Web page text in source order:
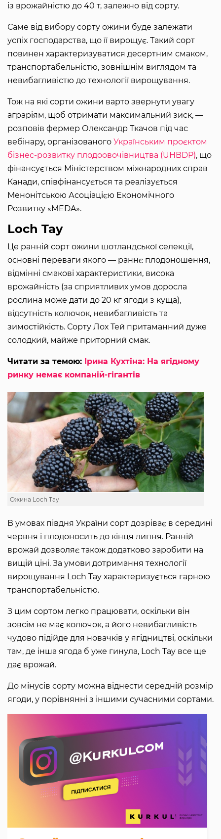
із врожайністю до 40 т, залежно від сорту.
Саме від вибору сорту ожини буде залежати
успіх господарства, що її вирощує. Такий сорт
повинен характеризуватися десертним смаком,
транспортабельністю, зовнішнім виглядом та
невибагливістю до технології вирощування.
Тож на які сорти ожини варто звернути увагу
аграріям, щоб отримати максимальний зиск, —
розповів фермер Олександр Ткачов під час
вебінару, організованого Українським проєктом
бізнес-розвитку плодоовочівництва (UHBDP), що
фінансується Міністерством міжнародних справ
Канади, співфінансується та реалізується
Менонітською Асоціацією Економічного
Розвитку «MEDA».
Loch Tay
Це ранній сорт ожини шотландської селекції,
основні переваги якого — раннє плодоношення,
відмінні смакові характеристики, висока
врожайність (за сприятливих умов доросла
рослина може дати до 20 кг ягоди з куща),
відсутність колючок, невибагливість та
зимостійкість. Сорту Лох Тей притаманний дуже
солодкий, майже приторний смак.
Читати за темою: Ірина Кухтіна: На ягідному
ринку немає компаній-гігантів
Ожина Loch Tay
В умовах півдня України сорт дозріває в середині
червня і плодоносить до кінця липня. Ранній
врожай дозволяє також додатково заробити на
вищій ціні. За умови дотримання технології
вирощування Loch Tay характеризується гарною
транспортабельністю.
З цим сортом легко працювати, оскільки він
зовсім не має колючок, а його невибагливість
чудово підійде для новачків у ягідництві, оскільки
там, де інша ягода б уже гинула, Loch Tay все ще
дає врожай.
До мінусів сорту можна віднести середній розмір
ягоди, у порівнянні з іншими сучасними сортами.